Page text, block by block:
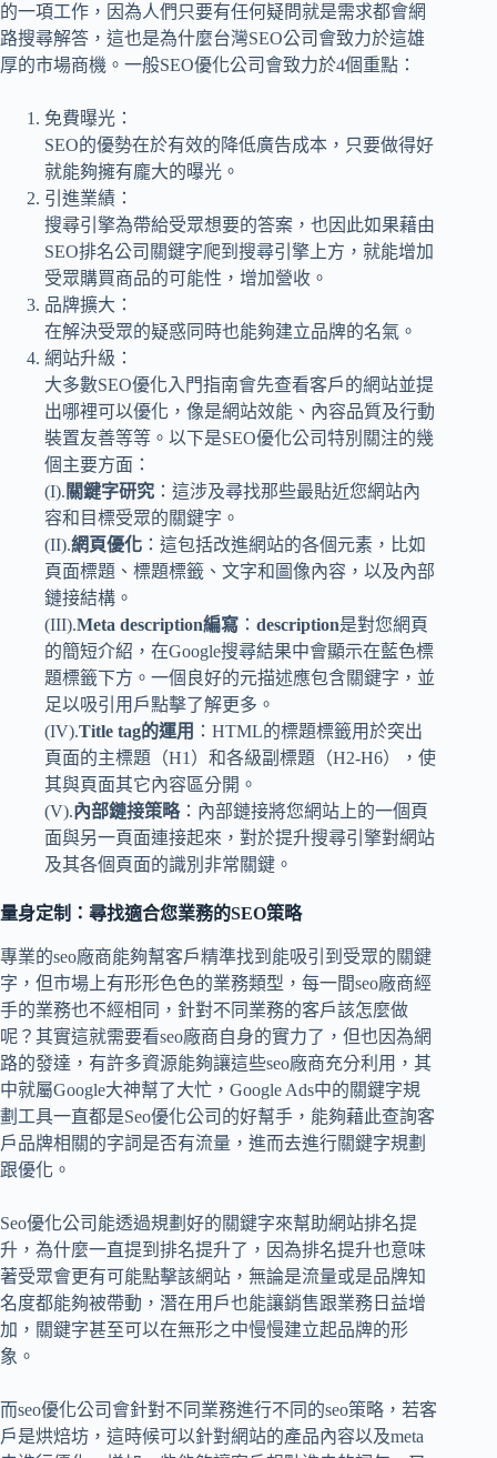
的一項工作，因為人們只要有任何疑問就是需求都會網
路搜尋解答，這也是為什麼台灣SEO公司會致力於這雄
厚的市場商機。一般SEO優化公司會致力於4個重點：
免費曝光：
SEO的優勢在於有效的降低廣告成本，只要做得好
就能夠擁有龐大的曝光。
引進業績：
搜尋引擎為帶給受眾想要的答案，也因此如果藉由
SEO排名公司關鍵字爬到搜尋引擎上方，就能增加
受眾購買商品的可能性，增加營收。
品牌擴大：
在解決受眾的疑惑同時也能夠建立品牌的名氣。
網站升級：
大多數SEO優化入門指南會先查看客戶的網站並提
出哪裡可以優化，像是網站效能、內容品質及行動
裝置友善等等。以下是SEO優化公司特別關注的幾
個主要方面：
(I). 關鍵字研究 ：這涉及尋找那些最貼近您網站內
容和目標受眾的關鍵字。
(II).網頁優化 ：這包括改進網站的各個元素，比如
頁面標題、標題標籤、文字和圖像內容，以及內部
鏈接結構。
(III).Meta description編寫 ： description是對您網頁
的簡短介紹，在Google搜尋結果中會顯示在藍色標
題標籤下方。一個良好的元描述應包含關鍵字，並
足以吸引用戶點擊了解更多。
(IV).Title tag的運用 ：HTML的標題標籤用於突出
頁面的主標題（H1）和各級副標題（H2-H6），使
其與頁面其它內容區分開。
(V).內部鏈接策略：內部鏈接將您網站上的一個頁
面與另一頁面連接起來，對於提升搜尋引擎對網站
及其各個頁面的識別非常關鍵。
量身定制：尋找適合您業務的SEO策略
專業的seo廠商能夠幫客戶精準找到能吸引到受眾的關鍵
字，但市場上有形形色色的業務類型，每一間seo廠商經
手的業務也不經相同，針對不同業務的客戶該怎麼做
呢？其實這就需要看seo廠商自身的實力了，但也因為網
路的發達，有許多資源能夠讓這些seo廠商充分利用，其
中就屬Google大神幫了大忙，Google Ads中的關鍵字規
劃工具一直都是Seo優化公司的好幫手，能夠藉此查詢客
戶品牌相關的字詞是否有流量，進而去進行關鍵字規劃
跟優化。
Seo優化公司能透過規劃好的關鍵字來幫助網站排名提
升，為什麼一直提到排名提升了，因為排名提升也意味
著受眾會更有可能點擊該網站，無論是流量或是品牌知
名度都能夠被帶動，潛在用戶也能讓銷售跟業務日益增
加，關鍵字甚至可以在無形之中慢慢建立起品牌的形
象。
而seo優化公司會針對不同業務進行不同的seo策略，若客
戶是烘焙坊，這時候可以針對網站的產品內容以及meta